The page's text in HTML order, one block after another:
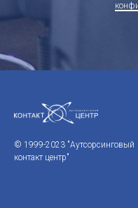
© 1999-2023 "Аутсорсинговый
контакт центр"